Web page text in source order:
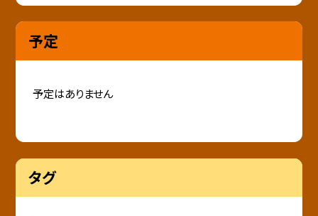
予定
予定はありません
タグ